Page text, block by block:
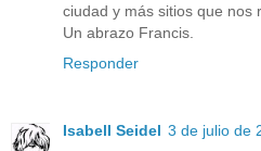
ciudad y más sitios que nos
Un abrazo Francis.
Responder
Isabell Seidel 3 de julio de